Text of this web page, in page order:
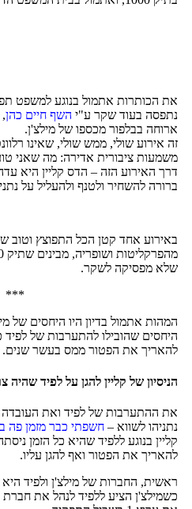
את הכותרות אתמול בנוגע למשפט
נתפסה בעוד שקר ע"י השף חיים כהן
ארוחה בבלפור מכספו של מילצ'ן.
זה אירוע שולי, ממש שולי, שאינו
משמעות ציבורית אדירה: מה שאני
דרך האירוע הזה – הדס קליין היא
ברורה להשחיר ולטנף ולהעליל על
באירוע אחד קטן הכל התפוצץ וטוב
שלא מפסיקה לשקר.
***
המהות אתמול בדיון היו היחסים של
היחסים שהובילו להתערבות של
להאריך את הפטור ממס בעשר שנים.
הניסיון של קליין להגן על לפיד שהיה
את ההתערבות של לפיד ואת
נתניהו לשווא – חשפתי כבר מזמן פה
קליין בנוגע ללפיד שהיא כל הזמן
להאריך את הפטור ואף להגן עליו.
כשמילצ'ן הציע ללפיד לנהל את חברת